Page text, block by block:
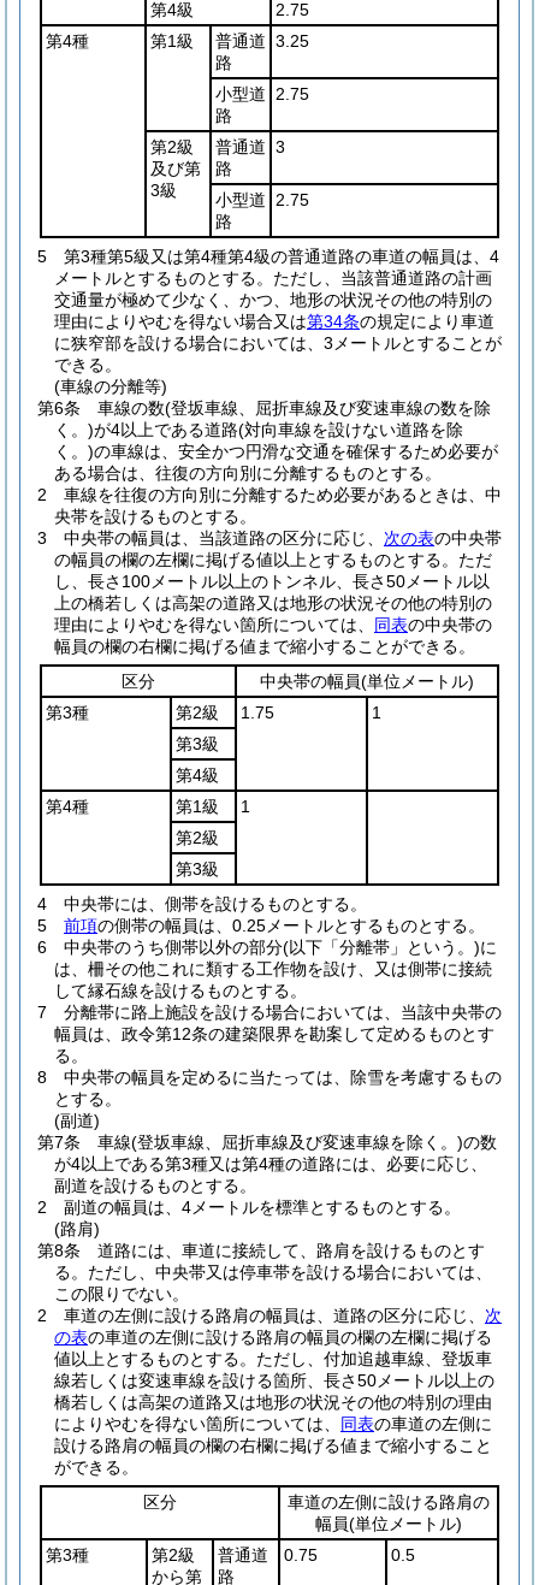
第4級
2.75
第4種
第1級
普通道
路
3.25
小型道
路
2.75
第2級
及び第
3級
普通道
路
3
小型道
路
2.75
5
第3種第5級又は第4種第4級の普通道路の車道の幅員は、4
メートルとするものとする。 ただし、当該普通道路の計画
交通量が極めて少なく、かつ、地形の状況その他の特別の
理由によりやむを得ない場合又は第34条の規定により車道
に狭窄部を設ける場合においては、3メートルとすることが
できる。
(車線の分離等)
第6条
車線の数(登坂車線、屈折車線及び変速車線の数を除
く。)が4以上である道路(対向車線を設けない道路を除
く。)の車線は、安全かつ円滑な交通を確保するため必要が
ある場合は、往復の方向別に分離するものとする。
2
車線を往復の方向別に分離するため必要があるときは、中
央帯を設けるものとする。
3
中央帯の幅員は、当該道路の区分に応じ、 次の表の中央帯
の幅員の欄の左欄に掲げる値以上とするものとする。 ただ
し、長さ100メートル以上のトンネル、長さ50メートル以
上の橋若しくは高架の道路又は地形の状況その他の特別の
理由によりやむを得ない箇所については、 同表の中央帯の
幅員の欄の右欄に掲げる値まで縮小することができる。
区分
中央帯の幅員(単位メートル)
第3種
第2級 1.75
1
第3級
第4級
第4種
第1級
1
第2級
第3級
4
中央帯には、側帯を設けるものとする。
5
前項の側帯の幅員は、0.25メートルとするものとする。
6
中央帯のうち側帯以外の部分(以下「分離帯」という。)に
は、柵その他これに類する工作物を設け、又は側帯に接続
して縁石線を設けるものとする。
7
分離帯に路上施設を設ける場合においては、当該中央帯の
幅員は、政令第12条の建築限界を勘案して定めるものとす
る。
8
中央帯の幅員を定めるに当たっては、除雪を考慮するもの
とする。
(副道)
第7条
車線(登坂車線、屈折車線及び変速車線を除く。)の数
が4以上である第3種又は第4種の道路には、必要に応じ、
副道を設けるものとする。
2
副道の幅員は、4メートルを標準とするものとする。
(路肩)
第8条
道路には、車道に接続して、路肩を設けるものとす
る。 ただし、中央帯又は停車帯を設ける場合においては、
この限りでない。
2
車道の左側に設ける路肩の幅員は、道路の区分に応じ、 次
の表の車道の左側に設ける路肩の幅員の欄の左欄に掲げる
値以上とするものとする。 ただし、付加追越車線、登坂車
線若しくは変速車線を設ける箇所、長さ50メートル以上の
橋若しくは高架の道路又は地形の状況その他の特別の理由
によりやむを得ない箇所については、 同表の車道の左側に
設ける路肩の幅員の欄の右欄に掲げる値まで縮小すること
ができる。
区分
車道の左側に設ける路肩の
幅員(単位メートル)
第3種
第2級
から第
普通道
路
0.75 0.5